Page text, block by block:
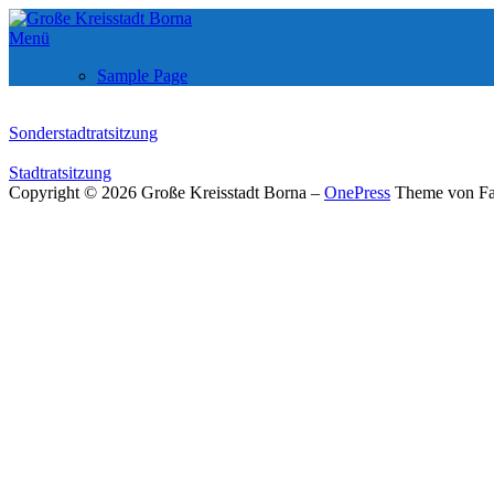
Zum
Inhalt
Menü
Sample Page
Sonderstadtratsitzung
Stadtratsitzung
Copyright © 2026 Große Kreisstadt Borna – OnePress Theme von